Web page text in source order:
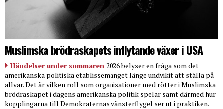
Muslimska brödraskapets inflytande växer i USA
Händelser under sommaren 2026 belyser en fråga som det
amerikanska politiska etablissemanget länge undvikit att ställa på
allvar. Det är vilken roll som organisationer med rötter i Muslimska
brödraskapet i dagens amerikanska politik spelar samt därmed hur
kopplingarna till Demokraternas vänsterflygel ser ut i praktiken.